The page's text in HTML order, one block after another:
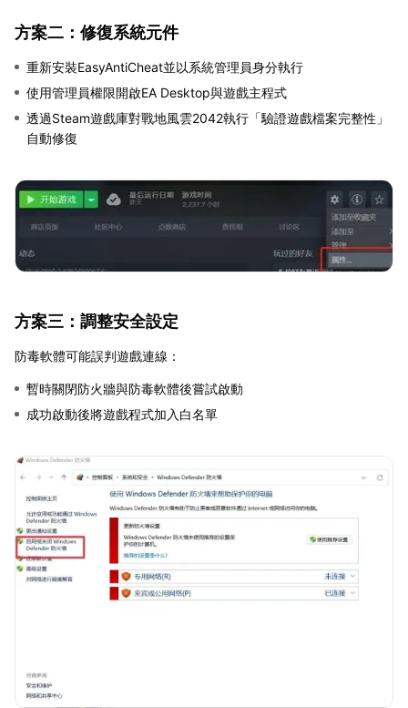
方案二：修復系統元件
重新安裝EasyAntiCheat並以系統管理員身分執行
使用管理員權限開啟EA Desktop與遊戲主程式
透過Steam遊戲庫對戰地風雲2042執行「驗證遊戲檔案完整性」
自動修復
方案三：調整安全設定
防毒軟體可能誤判遊戲連線：
暫時關閉防火牆與防毒軟體後嘗試啟動
成功啟動後將遊戲程式加入白名單